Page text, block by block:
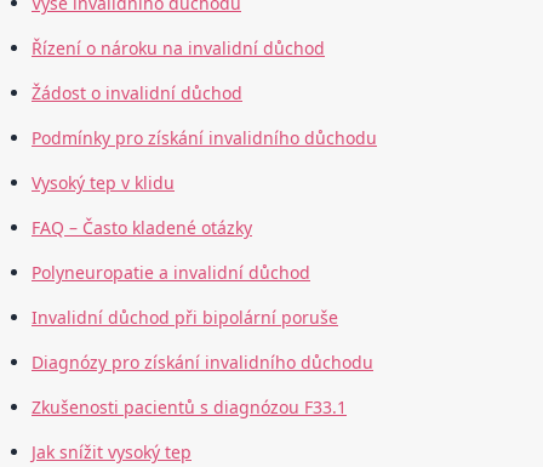
Řízení o nároku na invalidní důchod
Žádost o invalidní důchod
Podmínky pro získání invalidního důchodu
Vysoký tep v klidu
FAQ – Často kladené otázky
Polyneuropatie a invalidní důchod
Invalidní důchod při bipolární poruše
Diagnózy pro získání invalidního důchodu
Zkušenosti pacientů s diagnózou F33.1
Jak snížit vysoký tep